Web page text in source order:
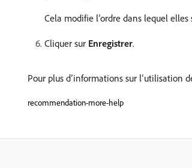
Cela modifie l’ordre dans lequel
Cliquer sur Enregistrer.
Pour plus d’informations sur l’utilisation
recommendation-more-help